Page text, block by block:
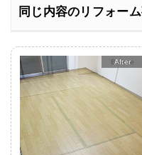
同じ内容のリフォー
After